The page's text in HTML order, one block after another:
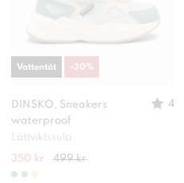
DINSKO, Sneakers
waterproof
4
Lättviktssula
350 kr 499 kr
Vattentät -30%